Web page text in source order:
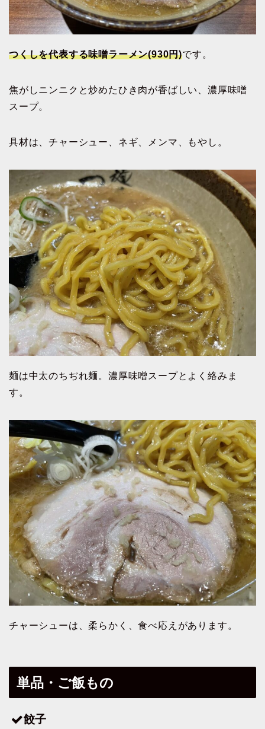
つくしを代表する味噌ラーメン(930円)です。
焦がしニンニクと炒めたひき肉が香ばしい、濃厚味噌
スープ。
具材は、チャーシュー、ネギ、メンマ、もやし。
麺は中太のちぢれ麺。濃厚味噌スープとよく絡みま
す。
チャーシューは、柔らかく、食べ応えがあります。
単品・ご飯もの
餃子